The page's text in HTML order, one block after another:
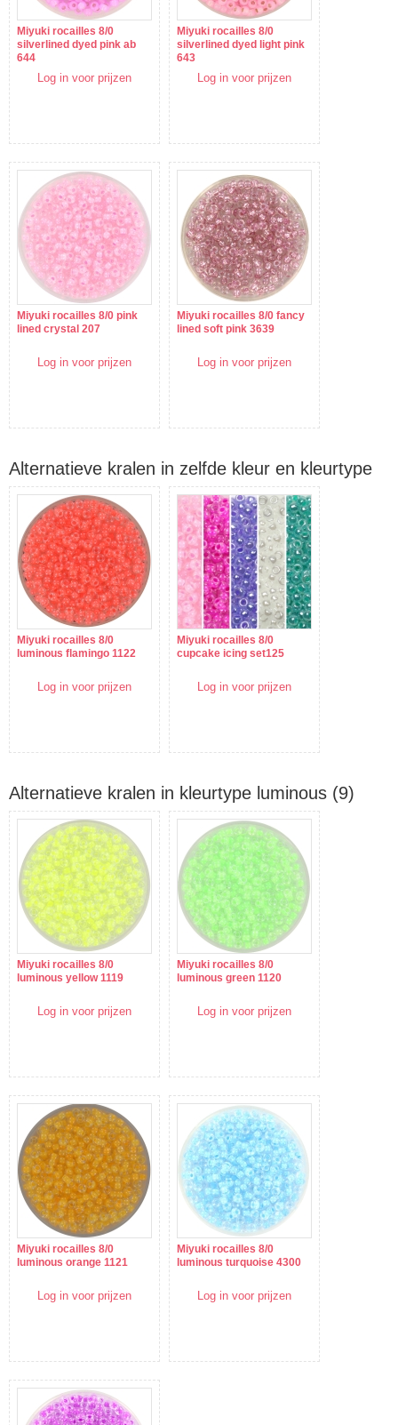
Miyuki rocailles 8/0
silverlined dyed pink ab
644
Log in voor prijzen
Miyuki rocailles 8/0
silverlined dyed light pink
643
Log in voor prijzen
Miyuki rocailles 8/0 pink
lined crystal 207
Log in voor prijzen
Miyuki rocailles 8/0 fancy
lined soft pink 3639
Log in voor prijzen
Alternatieve kralen in zelfde kleur en kleurtype
Miyuki rocailles 8/0
luminous flamingo 1122
Log in voor prijzen
Miyuki rocailles 8/0
cupcake icing set125
Log in voor prijzen
Alternatieve kralen in kleurtype luminous (9)
Miyuki rocailles 8/0
luminous yellow 1119
Log in voor prijzen
Miyuki rocailles 8/0
luminous green 1120
Log in voor prijzen
Miyuki rocailles 8/0
luminous orange 1121
Log in voor prijzen
Miyuki rocailles 8/0
luminous turquoise 4300
Log in voor prijzen